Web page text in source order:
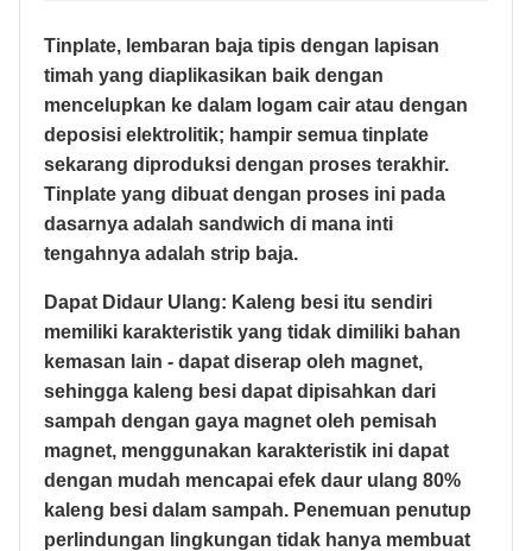
Tinplate, lembaran baja tipis dengan lapisan
timah yang diaplikasikan baik dengan
mencelupkan ke dalam logam cair atau dengan
deposisi elektrolitik; hampir semua tinplate
sekarang diproduksi dengan proses terakhir.
Tinplate yang dibuat dengan proses ini pada
dasarnya adalah sandwich di mana inti
tengahnya adalah strip baja.
Dapat Didaur Ulang: Kaleng besi itu sendiri
memiliki karakteristik yang tidak dimiliki bahan
kemasan lain - dapat diserap oleh magnet,
sehingga kaleng besi dapat dipisahkan dari
sampah dengan gaya magnet oleh pemisah
magnet, menggunakan karakteristik ini dapat
dengan mudah mencapai efek daur ulang 80%
kaleng besi dalam sampah. Penemuan penutup
perlindungan lingkungan tidak hanya membuat